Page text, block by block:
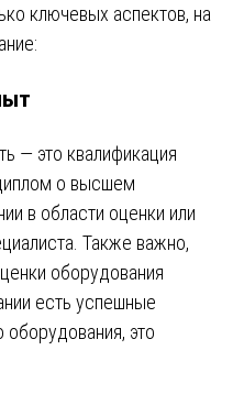
ключевых аспектов, на
— это квалификация
о высшем
в области оценки или
Также важно,
оборудования
есть успешные
это